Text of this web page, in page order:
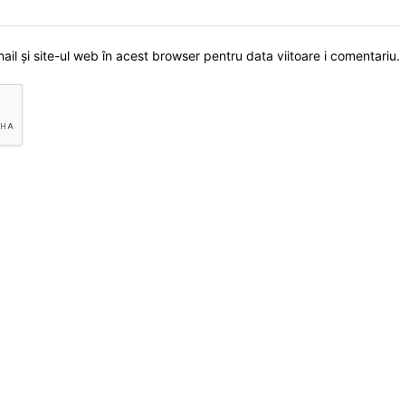
și site-ul web în acest browser pentru data viitoare i comentariu.